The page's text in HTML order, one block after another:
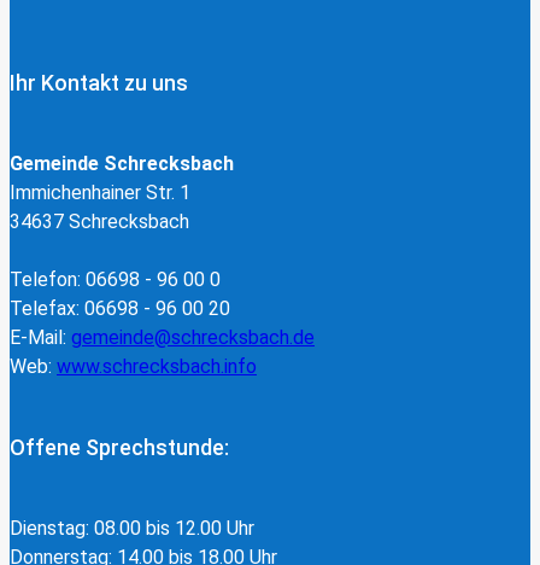
Ihr Kontakt zu uns
Gemeinde Schrecksbach
Immichenhainer Str. 1
34637 Schrecksbach
Telefon: 06698 - 96 00 0
Telefax: 06698 - 96 00 20
E-Mail: gemeinde@schrecksbach.de
Web: www.schrecksbach.info
Offene Sprechstunde:
Dienstag: 08.00 bis 12.00 Uhr
Donnerstag: 14.00 bis 18.00 Uhr